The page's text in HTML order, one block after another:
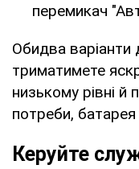
перемикач
Обидва варіанти
триматимете
низькому рівні й
потреби,
Керуйте